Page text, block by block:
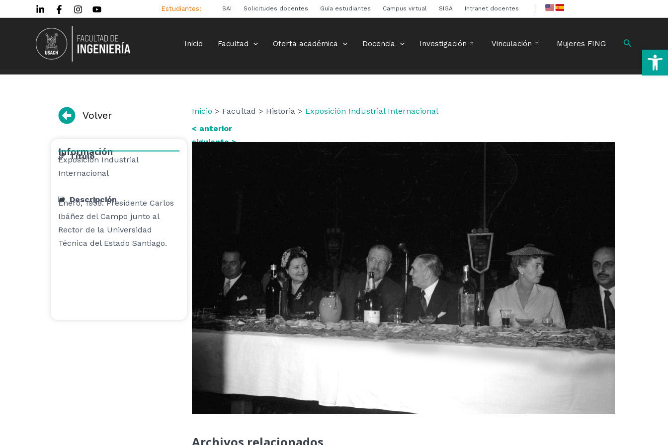
al
Estudiantes: SAI Solicitudes docentes Guía estudiantes Campus virtual SIGA Intranet docentes
Inicio Facultad Oferta académica Docencia Investigación Vinculación Mujeres FING Buscar
Volver Inicio > Facultad > Historia > Exposición Industrial Internacional
Información
Título
Exposición Industrial
Internacional
Descripción
Enero, 1958. Presidente Carlos
Ibáñez del Campo junto al
Rector de la Universidad
Técnica del Estado Santiago.
< anterior
siguiente >
Archivos relacionados